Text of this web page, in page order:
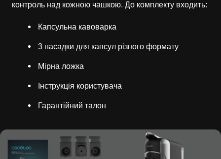
контроль над кожною чашкою. До комплекту входить:
Капсульна кавоварка
3 насадки для капсул різного формату
Мірна ложка
Інструкція користувача
Гарантійний талон